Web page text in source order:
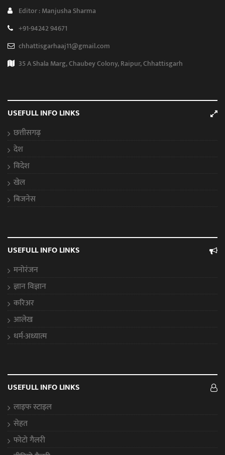
Editor : Manjusha Sharma
+91-94242 94671
chhattisgarhaaj11@gmail.com
35 A Shala Marg, Chaubey Colony, Raipur, Chhattisgarh
USEFULL INFO LINKS
छत्तीसगढ़
देश
विदेश
खेल
बिजनेस
USEFULL INFO LINKS
मनोरंजन
ज्ञान विज्ञान
करिअर
आलेख
धर्म-अध्यात्म
USEFULL INFO LINKS
लाइफ स्टाइल
सेहत
फोटो गैलरी